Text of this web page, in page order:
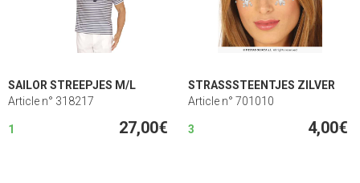
SAILOR STREEPJES M/L
Article n° 318217
1 27,00€
STRASSSTEENTJES ZILVER
Article n° 701010
3 4,00€